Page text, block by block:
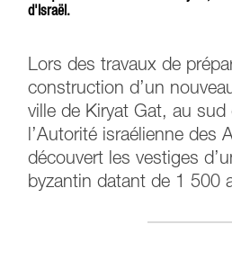
d'Israël.
Lors des travaux de
construction d’un
ville de Kiryat Gat, au sud
l’Autorité israélienne des
découvert les vestiges
byzantin datant de 1 500